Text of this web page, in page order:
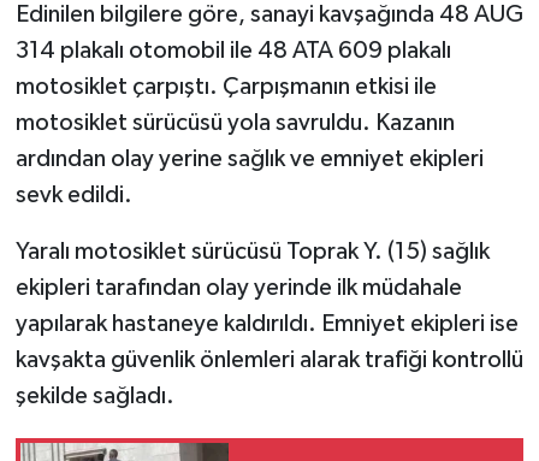
Edinilen bilgilere göre, sanayi kavşağında 48 AUG
314 plakalı otomobil ile 48 ATA 609 plakalı
motosiklet çarpıştı. Çarpışmanın etkisi ile
motosiklet sürücüsü yola savruldu. Kazanın
ardından olay yerine sağlık ve emniyet ekipleri
sevk edildi.
Yaralı motosiklet sürücüsü Toprak Y. (15) sağlık
ekipleri tarafından olay yerinde ilk müdahale
yapılarak hastaneye kaldırıldı. Emniyet ekipleri ise
kavşakta güvenlik önlemleri alarak trafiği kontrollü
şekilde sağladı.